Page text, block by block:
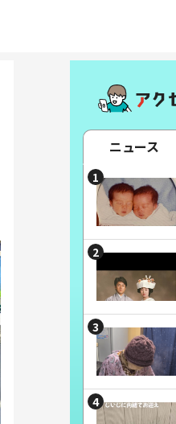
ニュース